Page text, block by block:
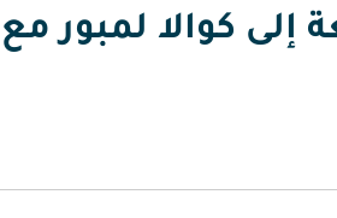
إلى كوالا لمبور